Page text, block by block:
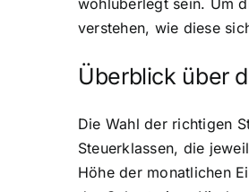
verstehen, wie diese
Überblick über
Die Wahl der richtigen
Steuerklassen, die
Höhe der monatlichen